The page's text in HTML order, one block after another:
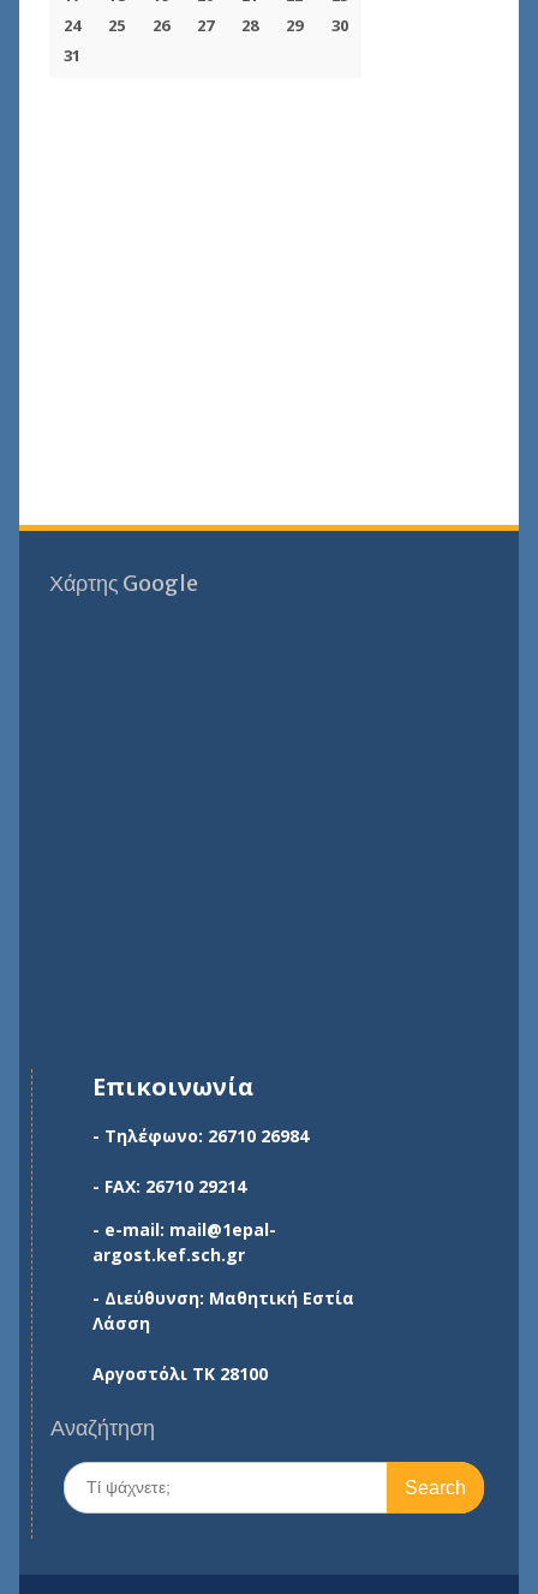
Χάρτης Google
Επικοινωνία
- Τηλέφωνο: 26710 26984
- FAX: 26710 29214
- e-mail: mail@1epal-
argost.kef.sch.gr
- Διεύθυνση: Μαθητική Εστία
Λάσση
Αργοστόλι ΤΚ 28100
Αναζήτηση
Search
for: